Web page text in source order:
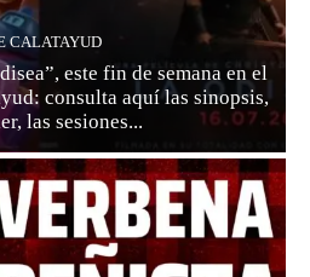
CALATAYUD
este fin de semana en el
consulta aquí las sinopsis,
las sesiones...